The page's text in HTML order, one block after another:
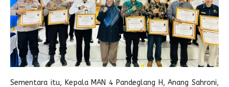
Sementara itu, Kepala MAN 4 Pandeglang H, Anang Sahroni,